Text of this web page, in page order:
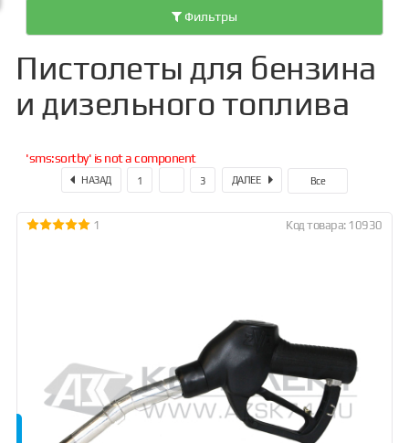
Фильтры
Пистолеты для бензина
и дизельного топлива
'sms:sortby' is not a component
НАЗАД 1 3 ДАЛЕЕ Все
1 Код товара: 10930